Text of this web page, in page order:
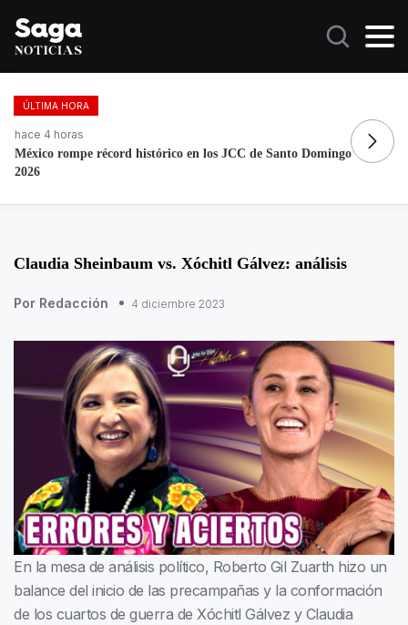
ÚLTIMA HORA
hace 3 días, 7 horas
La histórica cabalgata de Chignahuapan en Puebla
Claudia Sheinbaum vs. Xóchitl Gálvez: análisis
Por Redacción 4 diciembre 2023
En la mesa de análisis político, Roberto Gil Zuarth hizo un
balance del inicio de las precampañas y la conformación
de los cuartos de guerra de Xóchitl Gálvez y Claudia